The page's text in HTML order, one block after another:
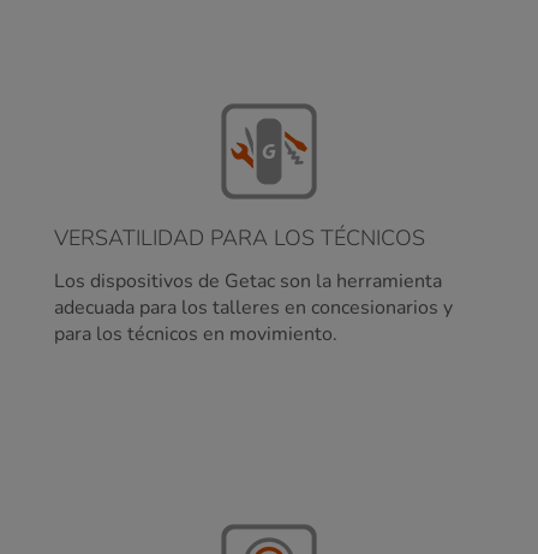
VERSATILIDAD PARA LOS TÉCNICOS
Los dispositivos de Getac son la herramienta
adecuada para los talleres en concesionarios y
para los técnicos en movimiento.